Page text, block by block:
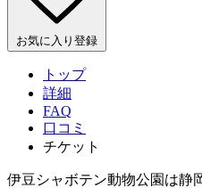
お気に入り登録
トップ
詳細
FAQ
口コミ
チケット
伊豆シャボテン動物公園は静